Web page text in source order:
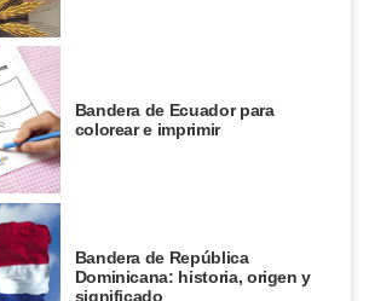
Bandera de Ecuador para
colorear e imprimir
Bandera de República
Dominicana: historia, origen y
significado